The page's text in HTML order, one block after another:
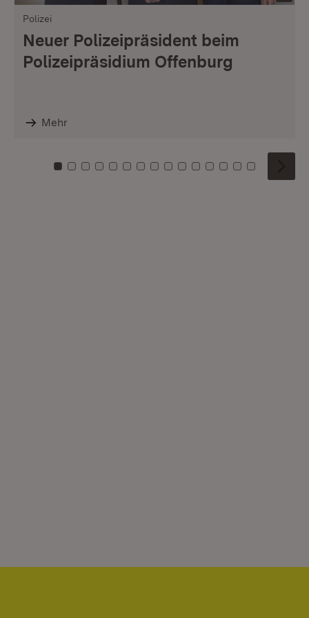
Polizei
Neuer Polizeipräsident beim
Polizeipräsidium Offenburg
Mehr
Zu Kachel: 0
Zu Kachel: 1
Zu Kachel: 2
Zu Kachel: 3
Zu Kachel: 4
Zu Kachel: 5
Zu Kachel: 6
Zu Kachel: 7
Zu Kachel: 8
Zu Kachel: 9
Zu Kachel: 10
Zu Kachel: 11
Zu Kachel: 12
Zu Kachel:
Zu